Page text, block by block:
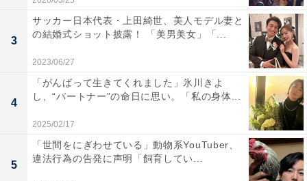
3
サッカー日本代表・上田綺世、美人モデル妻と
の結婚式ショット披露！ 「美男美女」「...
2023/06/27
4
「がんばって生きてくれました」氷川きよ
し、“パートナー”の命日に思い。「私の身体...
2025/02/17
5
「世間をにぎわせている」動物系YouTuber、
違法行為の告発に声明「飼育してい...